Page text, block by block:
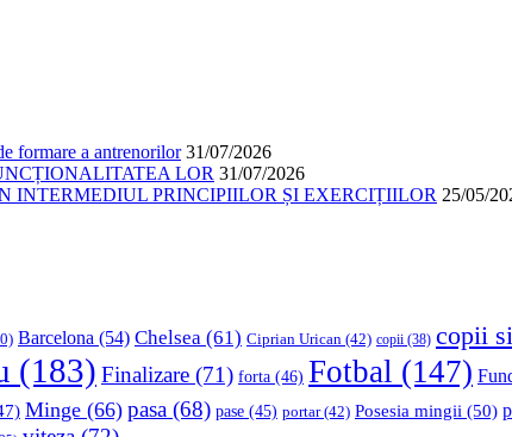
formare a antrenorilor 31/07/2026
LOR 31/07/2026
INTERMEDIUL PRINCIPIILOR ȘI EXERCIȚIILOR 25/05/
Barcelona (54) Chelsea (61) Ciprian Urican (42) copii (38) copii
(183) Finalizare (71) forta (46) Fotbal (147)
Minge (66) pasa (68) pase (45) portar(42) Posesia mingii (50)